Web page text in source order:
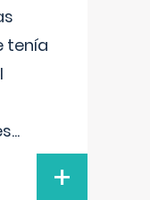
tenía
...
+